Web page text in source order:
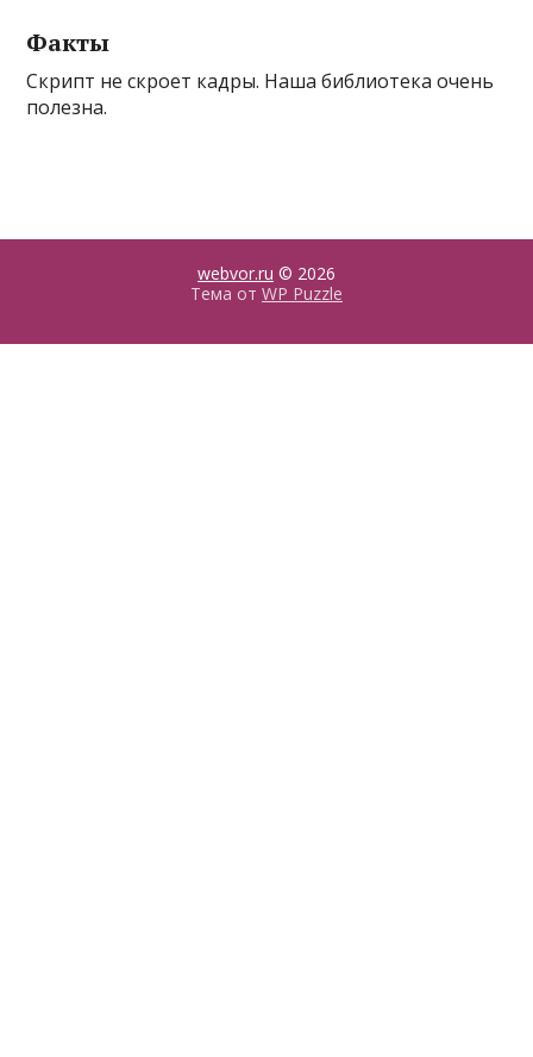
Факты
Скрипт не скроет кадры. Наша библиотека очень
полезна.
webvor.ru © 2026
Тема от WP Puzzle